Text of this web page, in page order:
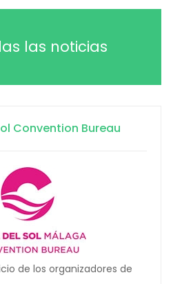
las noticias
Convention Bureau
de los organizadores de